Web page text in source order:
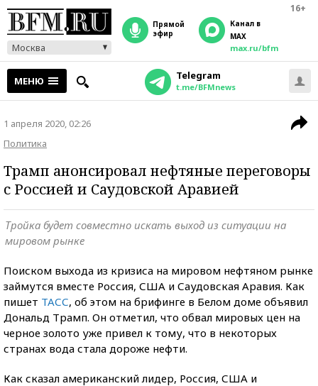
16+
Москва
прямой
эфир
Канал в
MAX
max.ru/bfm
МЕНЮ Telegram
t.me/BFMnews
1 апреля 2020, 02:26
Политика
Трамп анонсировал нефтяные переговоры
с Россией и Саудовской Аравией
Тройка будет совместно искать выход из ситуации на
мировом рынке
Поиском выхода из кризиса на мировом нефтяном рынке
займутся вместе Россия, США и Саудовская Аравия. Как
пишет ТАСС, об этом на брифинге в Белом доме объявил
Дональд Трамп. Он отметил, что обвал мировых цен на
черное золото уже привел к тому, что в некоторых
странах вода стала дороже нефти.
Как сказал американский лидер, Россия, США и